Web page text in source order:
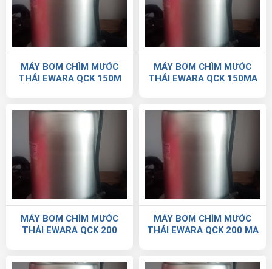
MÁY BƠM CHÌM MƯỚC
THẢI EWARA QCK 150M
MÁY BƠM CHÌM MƯỚC
THẢI EWARA QCK 150MA
MÁY BƠM CHÌM MƯỚC
THẢI EWARA QCK 200
MÁY BƠM CHÌM MƯỚC
THẢI EWARA QCK 200 MA